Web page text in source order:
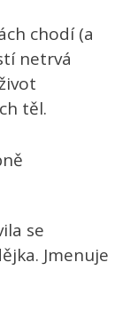
chodí (a
netrvá
těl.
se
Jmenuje